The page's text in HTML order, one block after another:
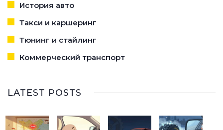
История авто
Такси и каршеринг
Тюнинг и стайлинг
Коммерческий транспорт
LATEST POSTS